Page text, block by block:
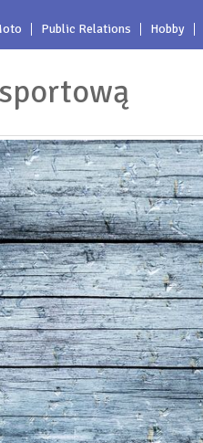
Public Relations Hobby